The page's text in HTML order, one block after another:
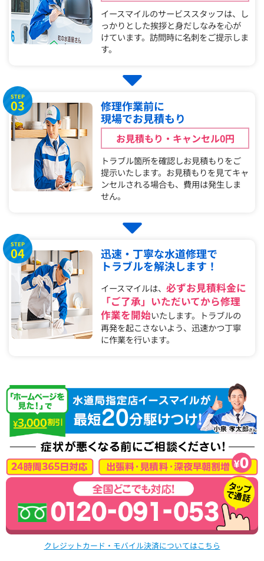
イースマイルのサービススタッフは、し
っかりとした挨拶と身だしなみを心が
けています。訪問時に名刺をご提示しま
す。
STEP
03
修理作業前に
現場でお見積もり
お見積もり・キャンセル0円
トラブル箇所を確認しお見積もりをご
提示いたします。お見積もりを見てキャ
ンセルされる場合も、費用は発生しま
せん。
STEP
04
迅速・丁寧な水道修理で
トラブルを解決します！
イースマイルは、必ずお見積料金に
「ご了承」いただいてから修理
作業を開始いたします。トラブルの
再発を起こさないよう、迅速かつ丁寧
に作業を行います。
クレジットカード・モバイル決済についてはこちら